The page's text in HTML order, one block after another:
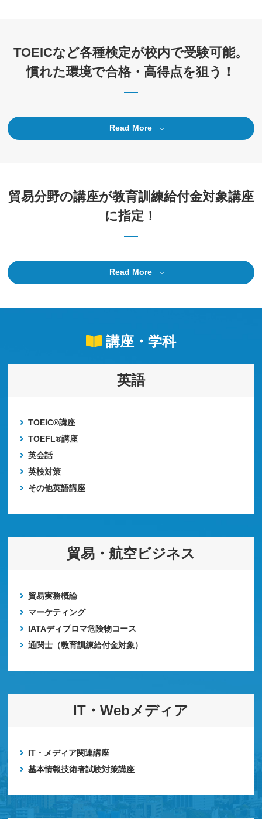
TOEICなど各種検定が校内で受験可能。
慣れた環境で合格・高得点を狙う！
Read More
貿易分野の講座が教育訓練給付金対象講座
に指定！
Read More
講座・学科
英語
TOEIC®講座
TOEFL®講座
英会話
英検対策
その他英語講座
貿易・航空ビジネス
貿易実務概論
マーケティング
IATAディプロマ危険物コース
通関士（教育訓練給付金対象）
IT・Webメディア
IT・メディア関連講座
基本情報技術者試験対策講座